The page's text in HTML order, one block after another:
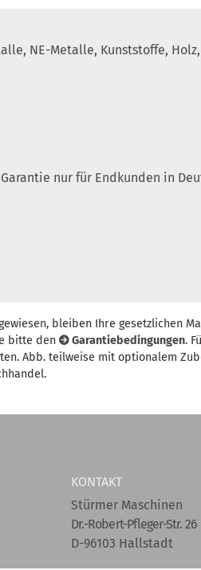
NE-Metalle, Kunststoffe,
nur für Endkunden in
bleiben Ihre gesetzlichen
bitte den
Garantiebedingungen.
Abb. teilweise mit optionalem
KONTAKT
Stürmer Maschinen
Dr.-Robert-Pfleger-Str. 26
D-96103 Hallstadt